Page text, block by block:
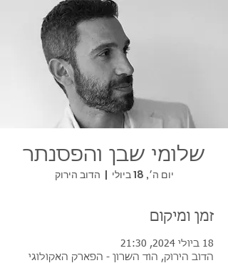
שלומי שבן והפסנתר
יום ה׳, 18 ביולי
  |
הדוב הירוק
זמן ומיקום
18 ביולי 2024, 21:30
הדוב הירוק, הוד השרון - הפארק האקולוגי